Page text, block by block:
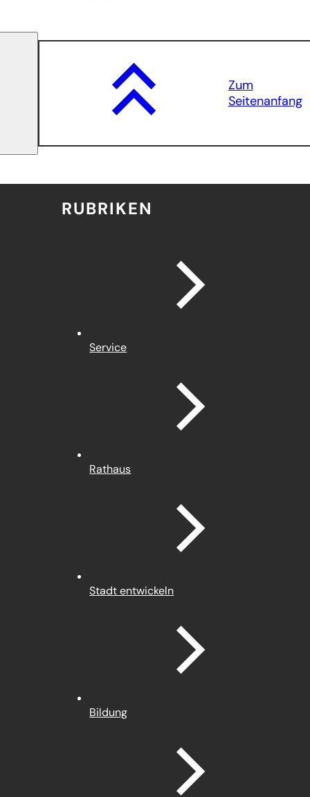
Zum
Seitenanfang
RUBRIKEN
Service
Rathaus
Stadt entwickeln
Bildung